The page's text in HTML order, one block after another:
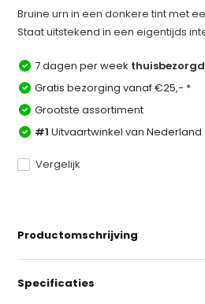
Bruine urn in een donkere tint met
Staat uitstekend in een eigentijds
7 dagen per week thuisbezorgd
Gratis bezorging vanaf €25,- *
Grootste assortiment
#1 Uitvaartwinkel van Nederland
Vergelijk
Productomschrijving
Specificaties